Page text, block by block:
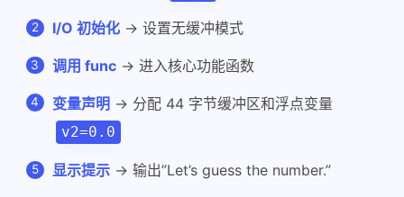
I/O 初始化→ 设置无缓冲模式
调用 func→ 进入核心功能函数
变量声明→ 分配 44 字节缓冲区和浮点变量
v2=0.0
显示提示→ 输出”Let’s guess the number.”